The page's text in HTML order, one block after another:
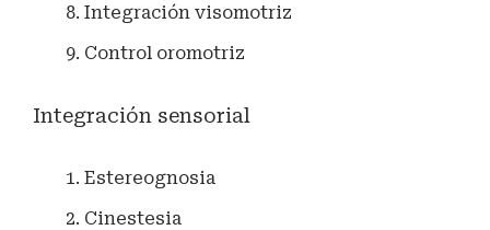
Integración visomotriz
Control oromotriz
Integración sensorial
Estereognosia
Cinestesia